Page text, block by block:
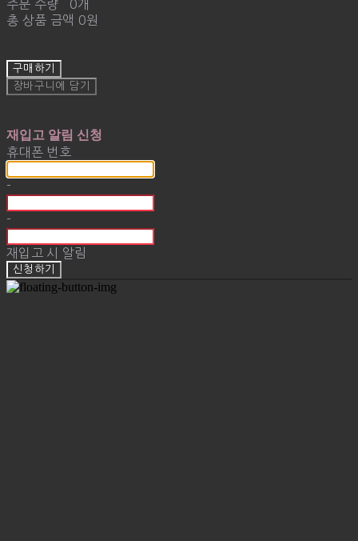
주문 수량
0개
총 상품 금액 0원
구매하기
장바구니에 담기
재입고 알림 신청
휴대폰 번호
-
-
재입고 시 알림
신청하기